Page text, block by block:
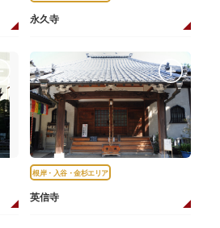
永久寺
根岸・入谷・金杉エリア
英信寺